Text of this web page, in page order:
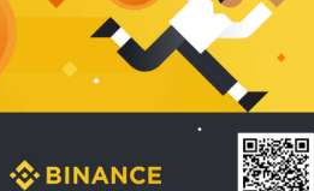
2. Các tiêu chí vàng khi lựa chọn
chăn ga gối đệm cao cấp cho phòng
ngủ
Để sở hữu một bộ chăn ga gối đệm
cao cấp hoàn hảo cả về thẩm mỹ lẫn
công năng, người tiêu dùng cần cân
nhắc kỹ lưỡng các tiêu chí quan trọng